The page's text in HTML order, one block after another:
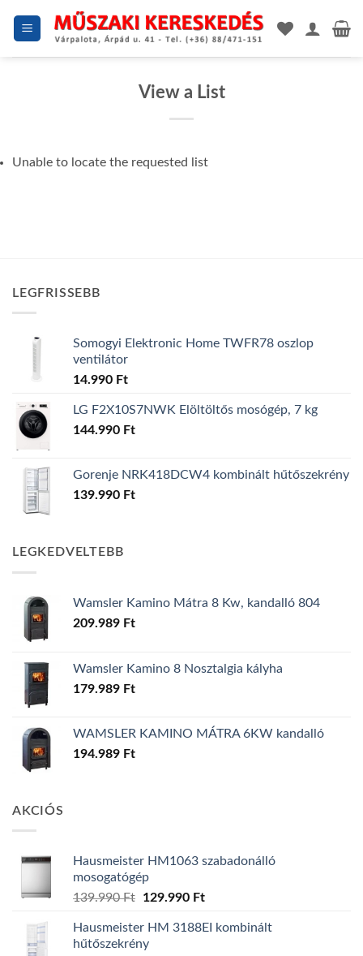
View a List
Unable to locate the requested list
LEGFRISSEBB
Somogyi Elektronic Home TWFR78 oszlop
ventilátor
14.990 Ft
LG F2X10S7NWK Elöltöltős mosógép, 7 kg
144.990 Ft
Gorenje NRK418DCW4 kombinált hűtőszekrény
139.990 Ft
LEGKEDVELTEBB
Wamsler Kamino Mátra 8 Kw, kandalló 804
209.989 Ft
Wamsler Kamino 8 Nosztalgia kályha
179.989 Ft
WAMSLER KAMINO MÁTRA 6KW kandalló
194.989 Ft
AKCIÓS
Hausmeister HM1063 szabadonálló
mosogatógép
139.990Ft
Original
was:
139.990 Ft.
129.990 FtCurrent
is:
Hausmeister HM 3188EI kombinált
hűtőszekrény